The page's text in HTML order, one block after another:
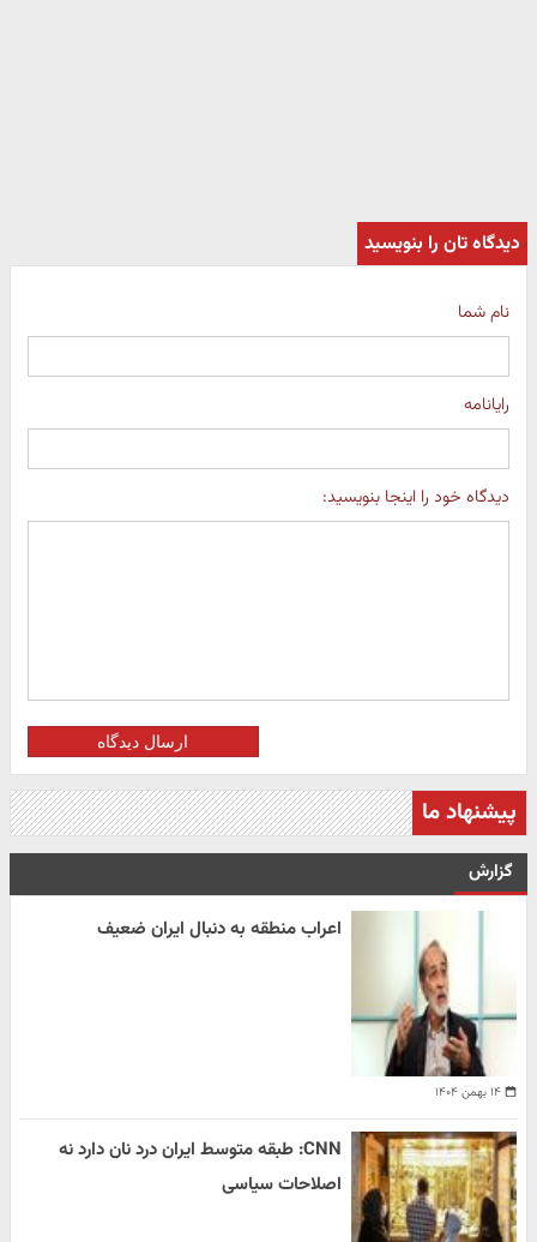
دیدگاه تان را بنویسید
نام شما
رایانامه
دیدگاه خود را اینجا بنویسید:
ارسال دیدگاه
پیشنهاد ما
گزارش
۱۴ بهمن ۱۴۰۴
اعراب منطقه به دنبال ایران ضعیف
CNN: طبقه متوسط ایران درد نان دارد نه
اصلاحات سیاسی